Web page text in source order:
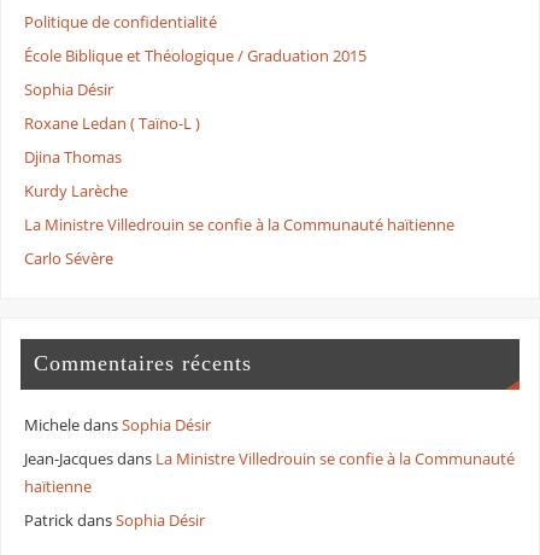
Politique de confidentialité
École Biblique et Théologique / Graduation 2015
Sophia Désir
Roxane Ledan ( Taïno-L )
Djina Thomas
Kurdy Larèche
La Ministre Villedrouin se confie à la Communauté haïtienne
Carlo Sévère
Commentaires récents
MicheledansSophia Désir
Jean-Jacquesdans La Ministre Villedrouin se confie à la Communauté
haïtienne
PatrickdansSophia Désir